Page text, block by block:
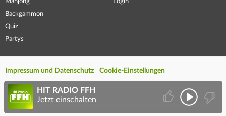
Mahjong
Backgammon
Quiz
Partys
Login
Impressum und Datenschutz Cookie-Einstellungen
HIT RADIO FFH
Jetzt einschalten